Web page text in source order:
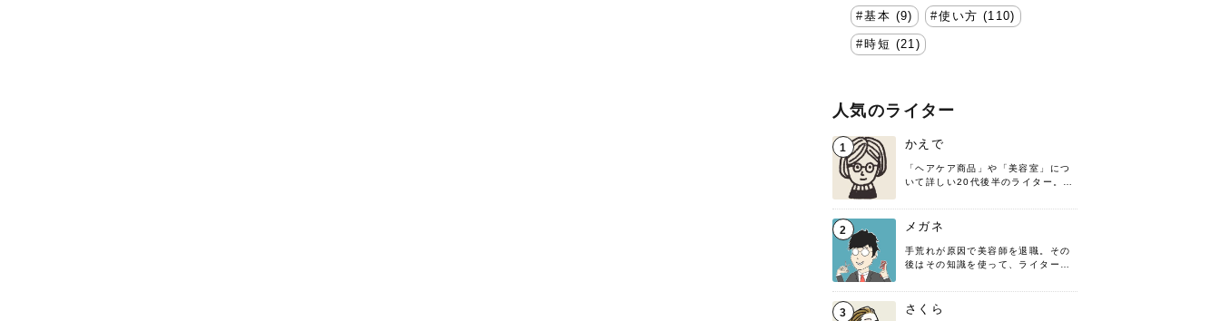
基本 (9) 使い方 (110)
時短 (21)
人気のライター
1 かえで
「ヘアケア商品」や「美容室」につ
いて詳しい20代後半のライター。楽
す！
2 メガネ
手荒れが原因で美容師を退職。その
後はその知識を使って、ライターと
髪の知識をわかりやすく紹介しま
す！
3 さくら